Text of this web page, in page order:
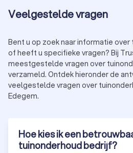
Veelgestelde vragen
Bent u op zoek naar informatie
of heeft u specifieke vragen? Bij
meestgestelde vragen over
verzameld. Ontdek hieronder de
veelgestelde vragen over
Edegem.
Hoe kies ik een
tuinonderhoud bedrijf?